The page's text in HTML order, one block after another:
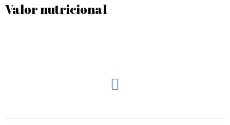
Valor nutricional